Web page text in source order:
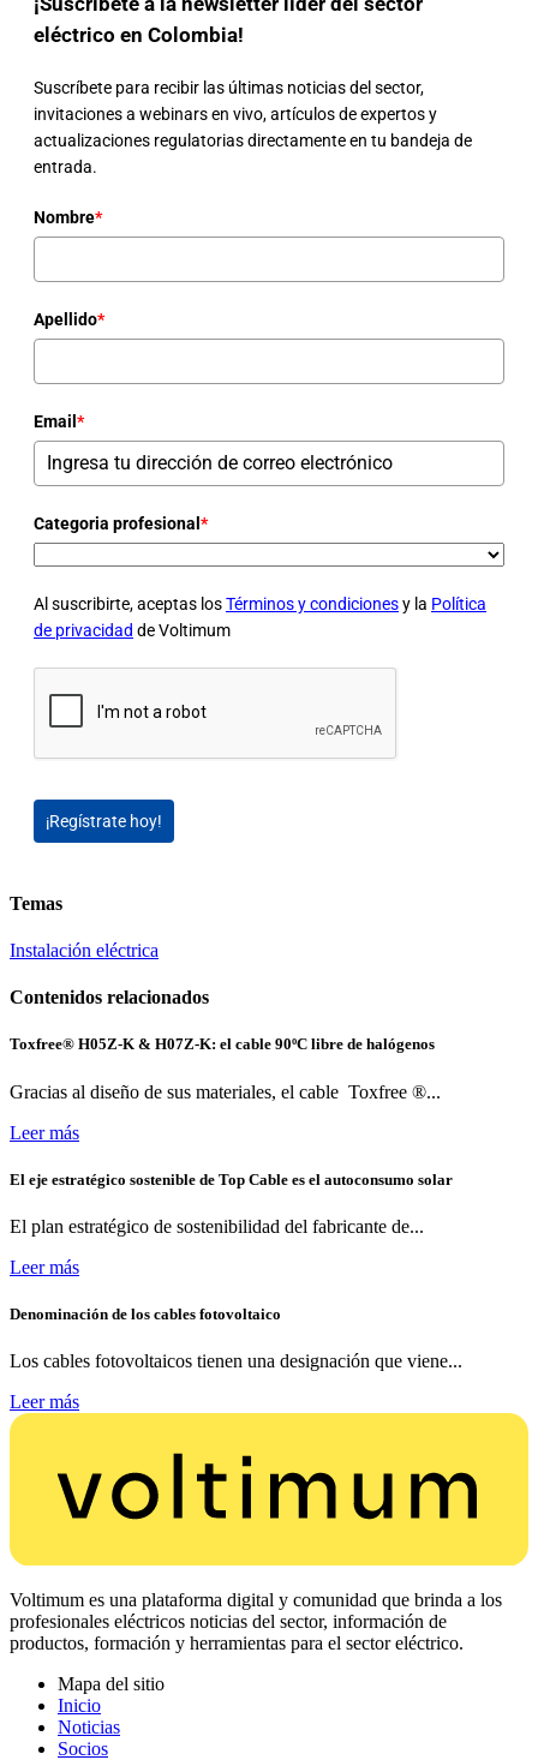
eléctrico en Colombia!
Suscríbete para recibir las últimas noticias del sector,
invitaciones a webinars en vivo, artículos de expertos y
actualizaciones regulatorias directamente en tu bandeja de
entrada.
Nombre*
Apellido*
Email *
Categoria profesional *
Al suscribirte, aceptas losTérminos y condicionesy la Política
de privacidad de Voltimum
¡Regístrate hoy!
Temas
Instalación eléctrica
Contenidos relacionados
Toxfree® H05Z-K & H07Z-K: el cable 90ºC libre de halógenos
Gracias al diseño de sus materiales, el cable Toxfree ®...
Leer más
El eje estratégico sostenible de Top Cable es el autoconsumo solar
El plan estratégico de sostenibilidad del fabricante de...
Leer más
Denominación de los cables fotovoltaico
Los cables fotovoltaicos tienen una designación que viene...
Leer más
Voltimum es una plataforma digital y comunidad que brinda a los
profesionales eléctricos noticias del sector, información de
productos, formación y herramientas para el sector eléctrico.
Mapa del sitio
Inicio
Noticias
Socios